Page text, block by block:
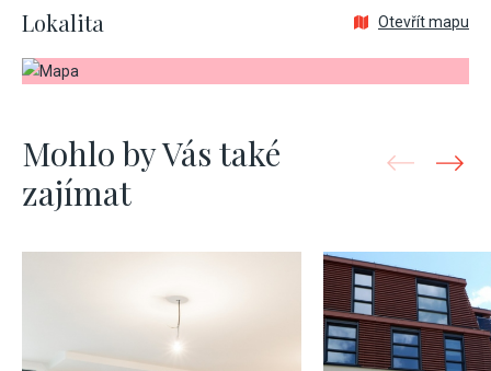
Lokalita Otevřít mapu
Mohlo by Vás také
zajímat